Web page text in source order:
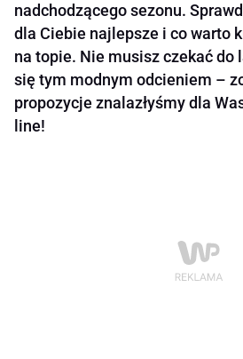
nadchodzącego sezonu.
dla Ciebie najlepsze i co warto
na topie. Nie musisz czekać do
się tym modnym odcieniem –
propozycje znalazłyśmy dla
line!